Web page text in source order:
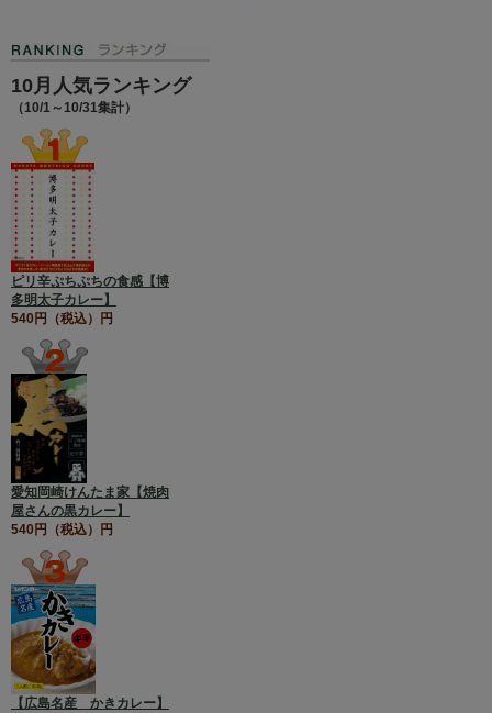
10月人気ランキング
（10/1～10/31集計）
ピリ辛ぷちぷちの食感【博
多明太子カレー】
540円（税込）円
愛知岡崎けんたま家【焼肉
屋さんの黒カレー】
540円（税込）円
【広島名産 かきカレー】